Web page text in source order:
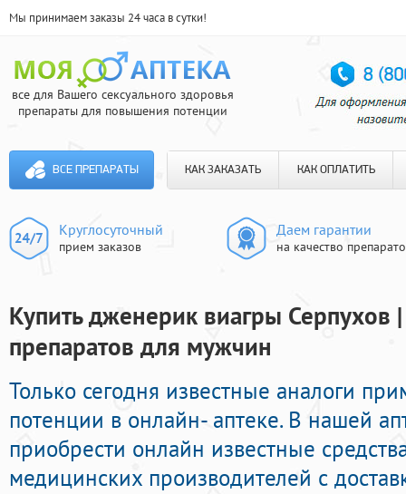
Мы принимаем заказы 24 часа в сутки!
все для Вашего сексуального здоровья
препараты для повышения потенции
ВСЕ ПРЕПАРАТЫ КАК ЗАКАЗАТЬ КАК ОПЛАТИТЬ
Круглосуточный
прием заказов
Даем гарантии
на качество
Купить дженерик виагры Серпухов
препаратов для мужчин
Только сегодня известные аналоги
потенции в онлайн- аптеке. В нашей
приобрести онлайн известные
медицинских производителей с